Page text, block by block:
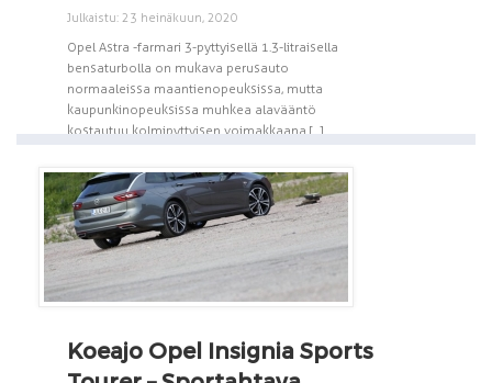
Julkaistu: 23 heinäkuun, 2020
Opel Astra -farmari 3-pyttyisellä 1.3-litraisella
bensaturbolla on mukava perusauto
normaaleissa maantienopeuksissa, mutta
kaupunkinopeuksissa muhkea alavääntö
kostautuu kolmipyttyisen voimakkaana [...]
Koeajo Opel Insignia Sports